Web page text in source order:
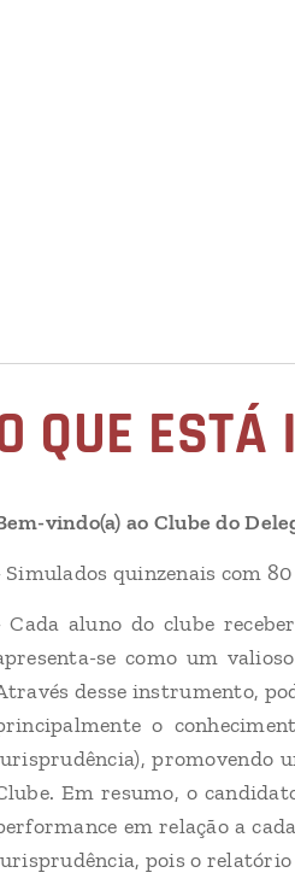
QUE
vindo(a) ao Clube do
Simulados quinzenais com
Cada aluno do clube
se como um
desse instrumento,
o
promovendo
Em resumo, o
em relação a
pois o